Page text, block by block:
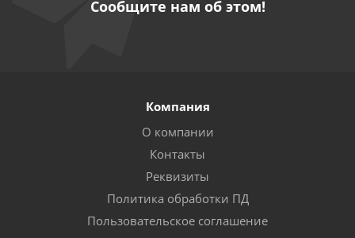
Сообщите нам об этом!
Компания
О компании
Контакты
Реквизиты
Политика обработки ПД
Пользовательское соглашение